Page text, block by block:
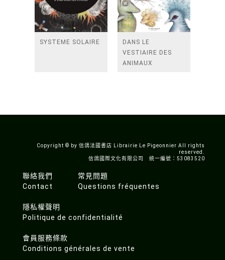
SYSTEME SOLAIRE
DANS LE
VESTIAIRE DES
ANIMAUX
Copyright © by 信鴿法國書店 Librairie Le Pigeonnier All rights
reserved.
信鴿國際文化有限公司 統一編號：53083520
聯絡我們
Contact
常見問題
Questions fréquentes
隱私權聲明
Politique de confidentialité
會員服務條款
Conditions générales de vente